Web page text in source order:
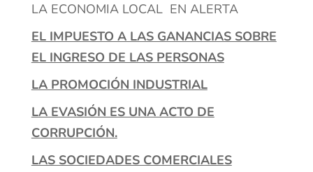
LA ECONOMIA LOCAL EN ALERTA
EL IMPUESTO A LAS GANANCIAS SOBRE
EL INGRESO DE LAS PERSONAS
LA PROMOCIÓN INDUSTRIAL
LA EVASIÓN ES UNA ACTO DE
CORRUPCIÓN.
LAS SOCIEDADES COMERCIALES